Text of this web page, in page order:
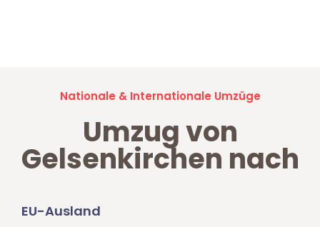
Nationale & Internationale Umzüge
Umzug von
Gelsenkirchen nach
EU-Ausland